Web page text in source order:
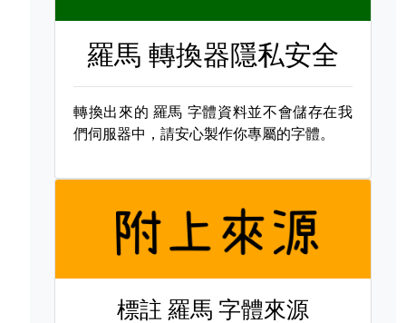
羅馬 轉換器隱私安全
轉換出來的 羅馬 字體資料並不會儲存在我
們伺服器中，請安心製作你專屬的字體。
標註羅馬 字體來源